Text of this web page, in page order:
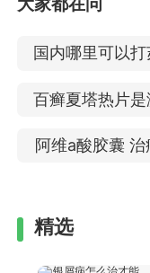
国内哪里可以打
单抗 治疗银屑病
百癣夏塔热片是
药吗 对银屑病有
阿维a酸胶囊 治
精选